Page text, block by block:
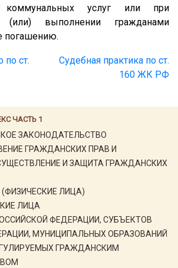
ЧАСТЬ 1
ЗАКОНОДАТЕЛЬСТВО
ГРАЖДАНСКИХ ПРАВ И
И ЗАЩИТА ГРАЖДАНСКИХ
(ФИЗИЧЕСКИЕ ЛИЦА)
ЛИЦА
ФЕДЕРАЦИИ, СУБЪЕКТОВ
МУНИЦИПАЛЬНЫХ ОБРАЗОВАНИЙ
ГРАЖДАНСКИМ
услуг или при
выполнении гражданами
погашению.
по ст.
Судебная практика по ст.
160 ЖК РФ